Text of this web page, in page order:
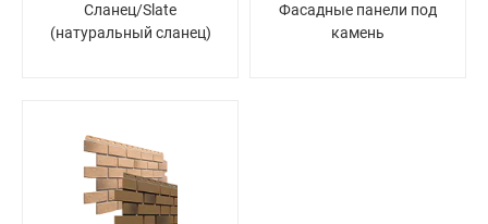
Сланец/Slate
(натуральный сланец)
Фасадные панели под
камень